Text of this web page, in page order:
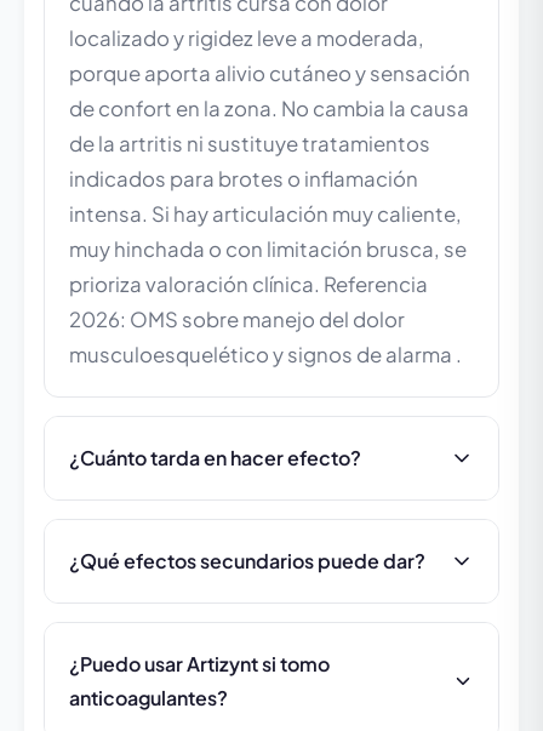
localizado y rigidez leve a moderada,
porque aporta alivio cutáneo y sensación
de confort en la zona. No cambia la causa
de la artritis ni sustituye tratamientos
indicados para brotes o inflamación
intensa. Si hay articulación muy caliente,
muy hinchada o con limitación brusca, se
prioriza valoración clínica. Referencia
2026: OMS sobre manejo del dolor
musculoesquelético y signos de alarma .
¿Cuánto tarda en hacer efecto?
¿Qué efectos secundarios puede dar?
¿Puedo usar Artizynt si tomo
anticoagulantes?